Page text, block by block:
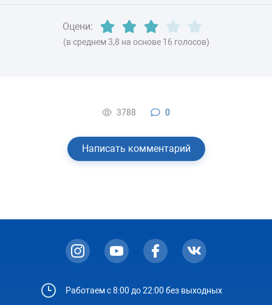
Оцени:
(в среднем 3,8 на основе 16 голосов)
3788 0
Написать комментарий
Работаем с 8:00 до 22:00 без выходных